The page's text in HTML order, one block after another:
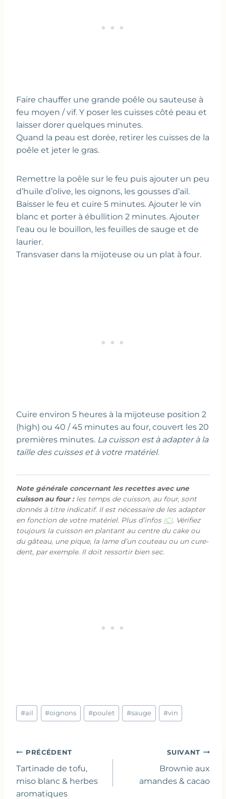
Faire chauffer une grande poêle ou sauteuse à
feu moyen / vif. Y poser les cuisses côté peau et
laisser dorer quelques minutes.
Quand la peau est dorée, retirer les cuisses de la
poêle et jeter le gras.
Remettre la poêle sur le feu puis ajouter un peu
d’huile d’olive, les oignons, les gousses d’ail.
Baisser le feu et cuire 5 minutes. Ajouter le vin
blanc et porter à ébullition 2 minutes. Ajouter
l’eau ou le bouillon, les feuilles de sauge et de
laurier.
Transvaser dans la mijoteuse ou un plat à four.
Cuire environ 5 heures à la mijoteuse position 2
(high) ou 40 / 45 minutes au four, couvert les 20
premières minutes. La cuisson est à adapter à la
taille des cuisses et à votre matériel.
Note générale concernant les recettes avec une
cuisson au four :les temps de cuisson, au four, sont
donnés à titre indicatif. Il est nécessaire de les adapter
en fonction de votre matériel. Plus d’infos ICI. Vérifiez
toujours la cuisson en plantant au centre du cake ou
du gâteau, une pique, la lame d’un couteau ou un cure-
dent, par exemple. Il doit ressortir bien sec.
Étiquettes
de
#ail #oignons #poulet #sauge #vin
Navigation
de
l’article
PRÉCÉDENT
Tartinade de tofu,
miso blanc & herbes
aromatiques
SUIVANT
Brownie aux
amandes & cacao